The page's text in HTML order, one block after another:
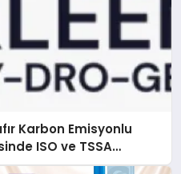
Karbon Emisyonlu
ISO ve TSSA